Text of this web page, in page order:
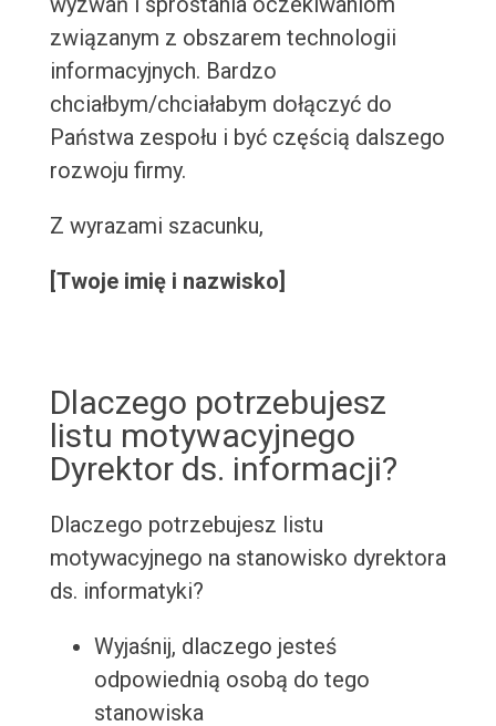
związanym z obszarem technologii
informacyjnych. Bardzo
chciałbym/chciałabym dołączyć do
Państwa zespołu i być częścią dalszego
rozwoju firmy.
Z wyrazami szacunku,
[Twoje imię i nazwisko]
Dlaczego potrzebujesz
listu motywacyjnego
Dyrektor ds. informacji?
Dlaczego potrzebujesz listu
motywacyjnego na stanowisko dyrektora
ds. informatyki?
Wyjaśnij, dlaczego jesteś
odpowiednią osobą do tego
stanowiska